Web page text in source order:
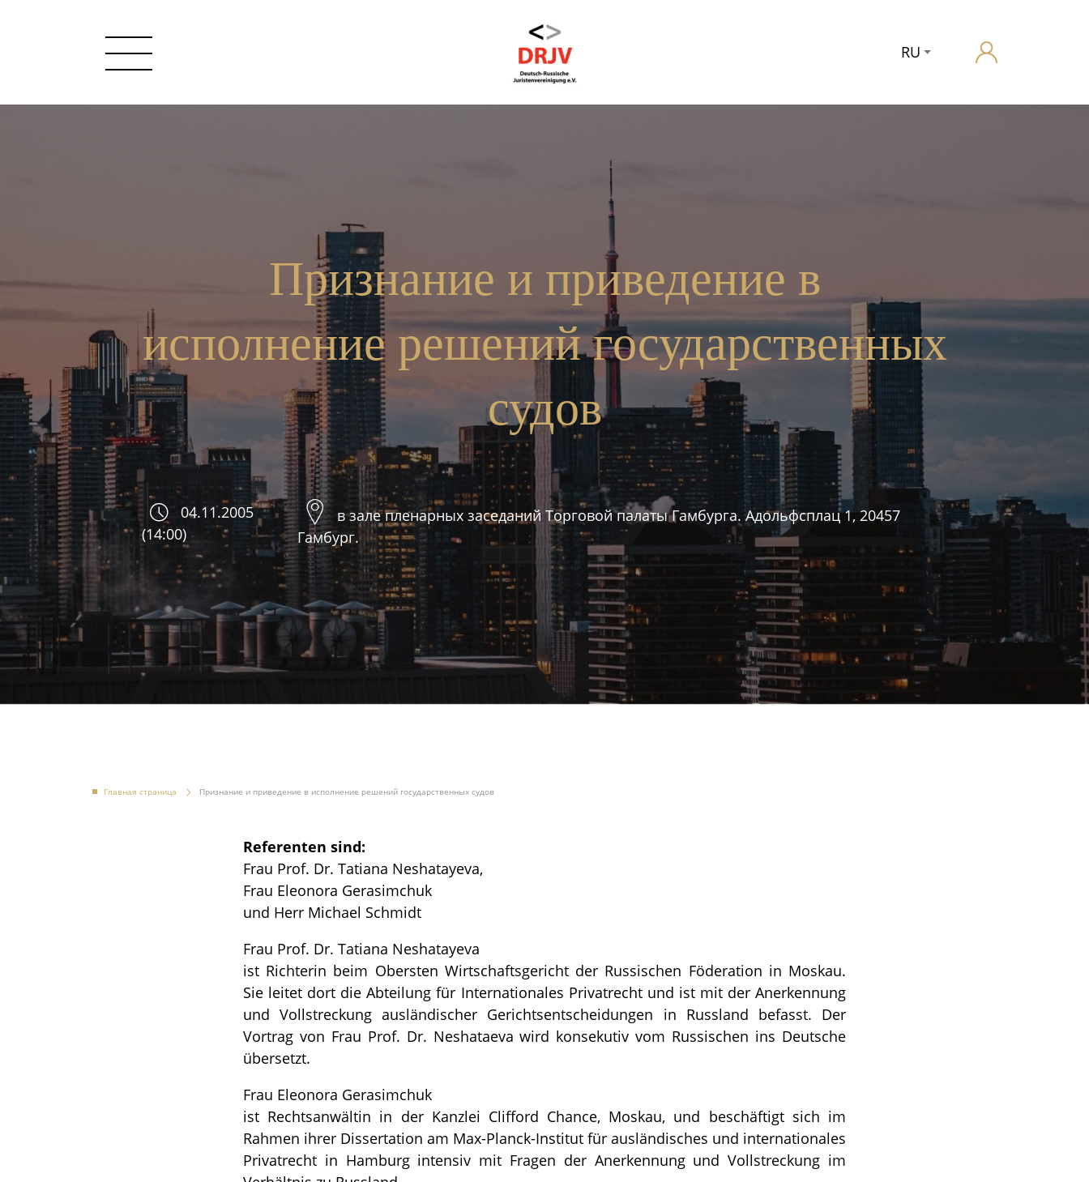
RU
Признание и приведение в
исполнение решений государственных
судов
04.11.2005
(14:00)
в зале пленарных заседаний Торговой палаты Гамбурга. Адольфсплац 1, 20457
Гамбург.
Главная страница Признание и приведение в исполнение решений государственных судов
Referenten sind:
Frau Prof. Dr. Tatiana Neshatayeva,
Frau Eleonora Gerasimchuk
und Herr Michael Schmidt
Frau Prof. Dr. Tatiana Neshatayeva
ist Richterin beim Obersten Wirtschaftsgericht der Russischen Föderation in Moskau.
Sie leitet dort die Abteilung für Internationales Privatrecht und ist mit der Anerkennung
und Vollstreckung ausländischer Gerichtsentscheidungen in Russland befasst. Der
Vortrag von Frau Prof. Dr. Neshataeva wird konsekutiv vom Russischen ins Deutsche
übersetzt.
Frau Eleonora Gerasimchuk
ist Rechtsanwältin in der Kanzlei Clifford Chance, Moskau, und beschäftigt sich im
Rahmen ihrer Dissertation am Max-Planck-Institut für ausländisches und internationales
Privatrecht in Hamburg intensiv mit Fragen der Anerkennung und Vollstreckung im